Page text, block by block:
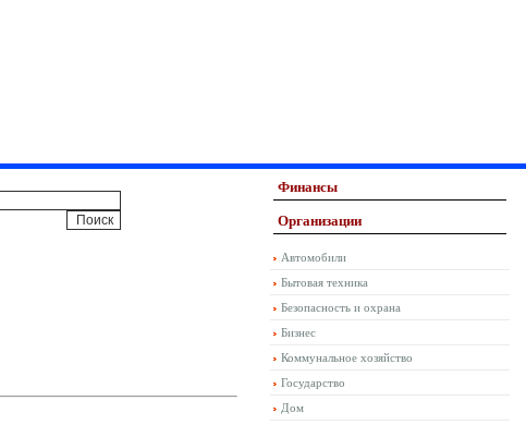
Финансы
Организации
Автомобили
Бытовая техника
Безопасность и охрана
Бизнес
Коммунальное хозяйство
Государство
Дом